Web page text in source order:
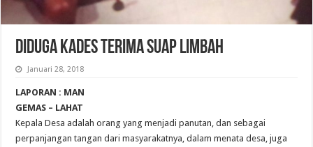
DIDUGA KADES TERIMA SUAP LIMBAH
Januari 28, 2018
LAPORAN : MAN
GEMAS – LAHAT
Kepala Desa adalah orang yang menjadi panutan, dan sebagai
perpanjangan tangan dari masyarakatnya, dalam menata desa, juga